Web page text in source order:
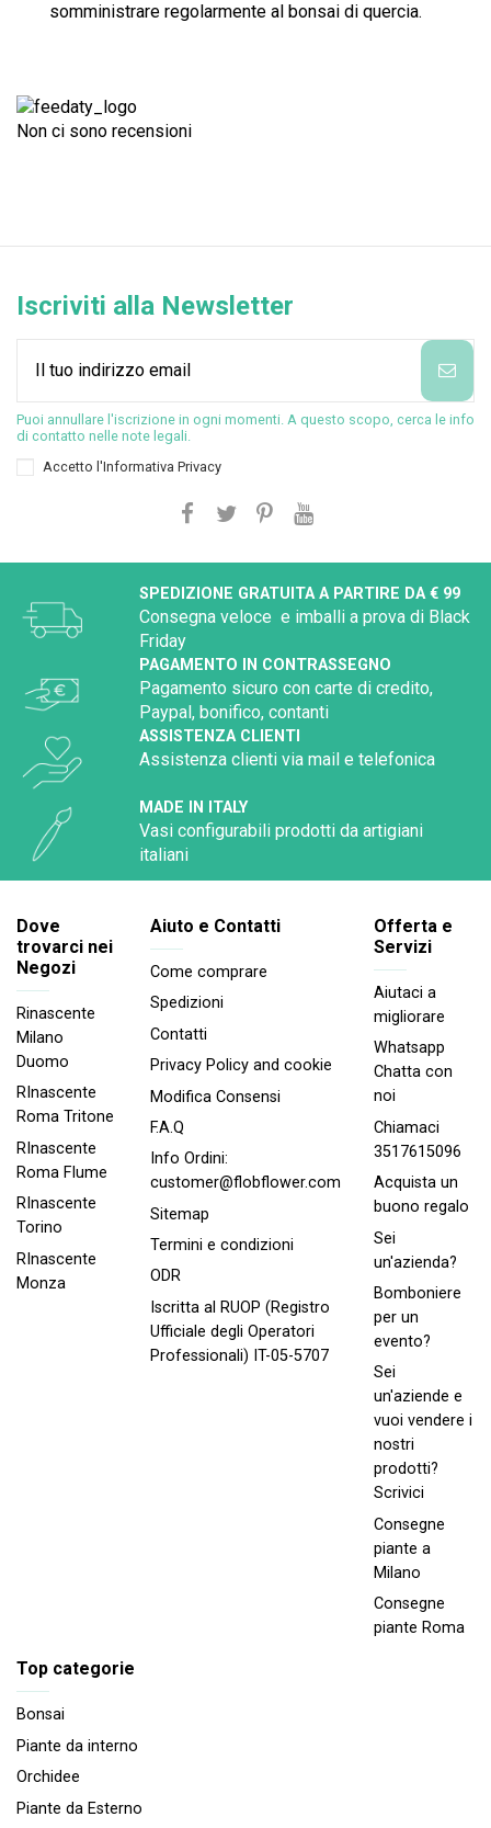
somministrare regolarmente al bonsai di quercia.
Non ci sono recensioni
Iscriviti alla Newsletter
Puoi annullare l'iscrizione in ogni momenti. A questo scopo, cerca le info
di contatto nelle note legali.
Accetto l'Informativa Privacy
SPEDIZIONE GRATUITA A PARTIRE DA € 99
Consegna veloce e imballi a prova di Black
Friday
PAGAMENTO IN CONTRASSEGNO
Pagamento sicuro con carte di credito,
Paypal, bonifico, contanti
ASSISTENZA CLIENTI
Assistenza clienti via mail e telefonica
MADE IN ITALY
Vasi configurabili prodotti da artigiani
italiani
Dove
trovarci nei
Negozi
Rinascente
Milano
Duomo
RInascente
Roma Tritone
RInascente
Roma FIume
RInascente
Torino
RInascente
Monza
Aiuto e Contatti
Come comprare
Spedizioni
Contatti
Privacy Policy and cookie
Modifica Consensi
F.A.Q
Info Ordini:
customer@flobflower.com
Sitemap
Termini e condizioni
ODR
Iscritta al RUOP (Registro
Ufficiale degli Operatori
Professionali) IT-05-5707
Offerta e
Servizi
Aiutaci a
migliorare
Whatsapp
Chatta con
noi
Chiamaci
3517615096
Acquista un
buono regalo
Sei
un'azienda?
Bomboniere
per un
evento?
Sei
un'aziende e
vuoi vendere i
nostri
prodotti?
Scrivici
Consegne
piante a
Milano
Consegne
piante Roma
Top categorie
Bonsai
Piante da interno
Orchidee
Piante da Esterno